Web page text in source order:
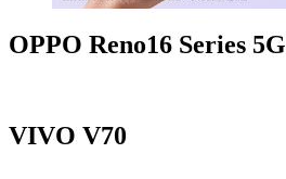
OPPO Reno16 Series 5G
VIVO V70